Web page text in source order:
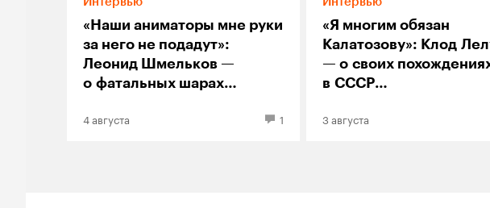
«Наши аниматоры мне руки
за него не подадут»:
Леонид Шмельков —
о фатальных шарах
синего пса Андрея
4 августа 1
«Я многим обязан
Калатозову»: Клод
— о своих
в СССР
изобретательности
3 августа